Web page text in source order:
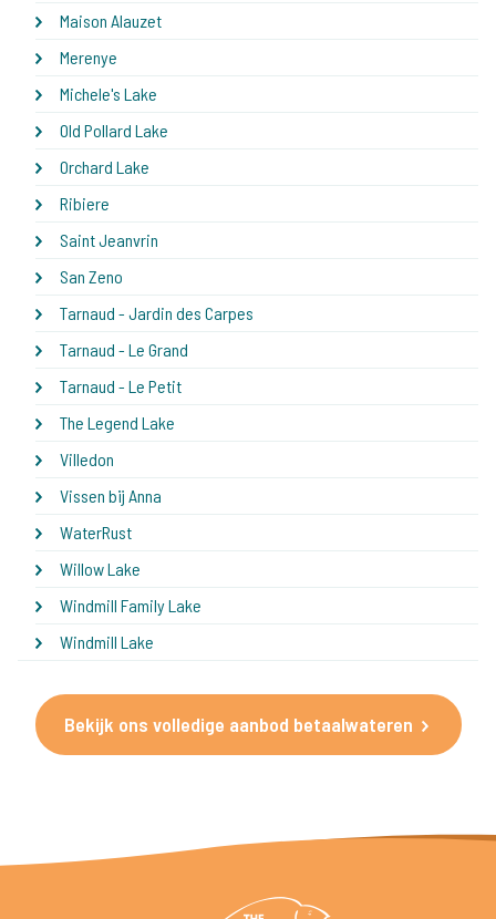
Maison Alauzet
Merenye
Michele's Lake
Old Pollard Lake
Orchard Lake
Ribiere
Saint Jeanvrin
San Zeno
Tarnaud - Jardin des Carpes
Tarnaud - Le Grand
Tarnaud - Le Petit
The Legend Lake
Villedon
Vissen bij Anna
WaterRust
Willow Lake
Windmill Family Lake
Windmill Lake
Bekijk ons volledige aanbod betaalwateren